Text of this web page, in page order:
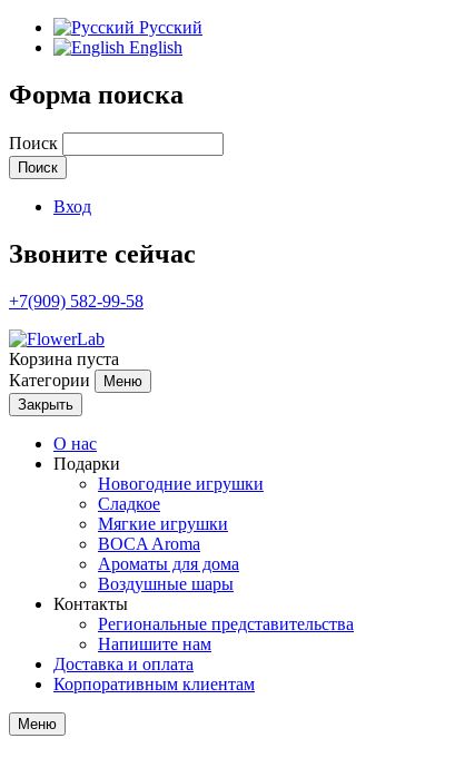
Русский
English
Форма поиска
Поиск
Вход
Звоните сейчас
+7(909) 582-99-58
Корзина пуста
Категории
Меню
Закрыть
О нас
Подарки
Новогодние игрушки
Сладкое
Мягкие игрушки
BOCA Aroma
Ароматы для дома
Воздушные шары
Контакты
Региональные представительства
Напишите нам
Доставка и оплата
Корпоративным клиентам
Меню